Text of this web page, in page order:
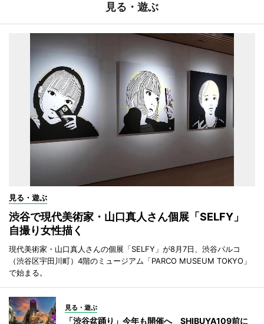
見る・遊ぶ
見る・遊ぶ
渋谷で現代美術家・山口真人さん個展「SELFY」
自撮り女性描く
現代美術家・山口真人さんの個展「SELFY」が8月7日、渋谷パルコ
（渋谷区宇田川町）4階のミュージアム「PARCO MUSEUM TOKYO」
で始まる。
見る・遊ぶ
「渋谷盆踊り」今年も開催へ SHIBUYA109前に